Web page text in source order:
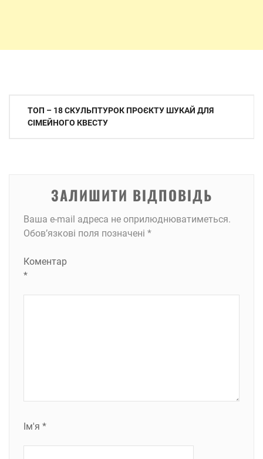
Навігація
записів
ТОП – 18 СКУЛЬПТУРОК ПРОЄКТУ ШУКАЙ ДЛЯ
СІМЕЙНОГО КВЕСТУ
ЗАЛИШИТИ ВІДПОВІДЬ
Ваша e-mail адреса не оприлюднюватиметься.
Обов’язкові поля позначені *
Коментар
*
Ім'я *